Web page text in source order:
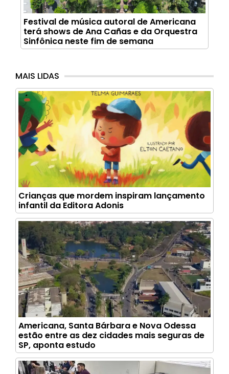
Festival de música autoral de Americana
terá shows de Ana Cañas e da Orquestra
Sinfônica neste fim de semana
MAIS LIDAS
Crianças que mordem inspiram lançamento
infantil da Editora Adonis
Americana, Santa Bárbara e Nova Odessa
estão entre as dez cidades mais seguras de
SP, aponta estudo